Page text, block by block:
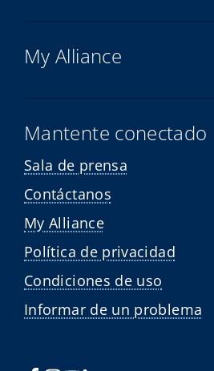
My Alliance
Mantente conectado
Sala de prensa
Contáctanos
My Alliance
Política de privacidad
Condiciones de uso
Informar de un problema